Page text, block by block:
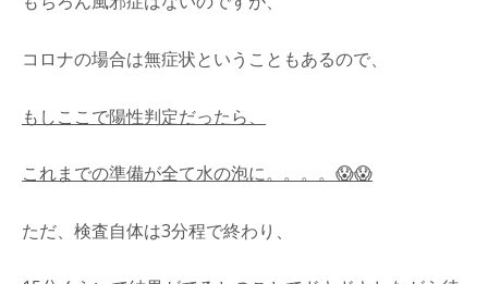
コロナの場合は無症状ということもあるので、
もしここで陽性判定だったら、
これまでの準備が全て水の泡に。。。。😱😱
ただ、検査自体は3分程で終わり、